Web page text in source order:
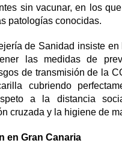
sin vacunar, en los
patologías conocidas.
de Sanidad insiste en
las medidas de
de transmisión de la
cubriendo
a la distancia
cruzada y la higiene de
en Gran Canaria